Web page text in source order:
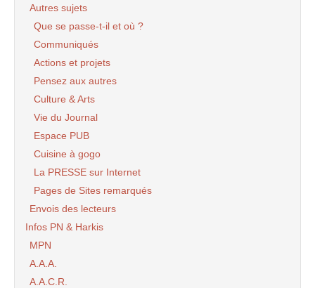
Autres sujets
Que se passe-t-il et où ?
Communiqués
Actions et projets
Pensez aux autres
Culture & Arts
Vie du Journal
Espace PUB
Cuisine à gogo
La PRESSE sur Internet
Pages de Sites remarqués
Envois des lecteurs
Infos PN & Harkis
MPN
A.A.A.
A.A.C.R.